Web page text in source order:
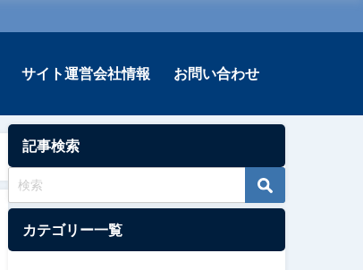
サイト運営会社情報 お問い合わせ
記事検索
カテゴリー一覧